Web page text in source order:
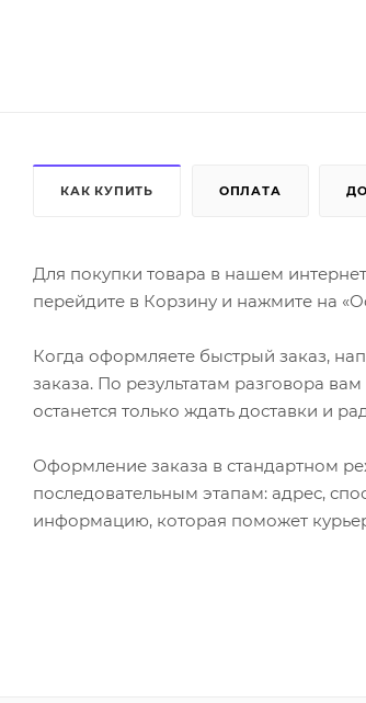
КАК КУПИТЬ ОПЛАТА
Для покупки товара в нашем
перейдите в Корзину и нажмите на
Когда оформляете быстрый заказ,
заказа. По результатам разговора
останется только ждать доставки и
Оформление заказа в стандартном
последовательным этапам: адрес,
информацию, которая поможет